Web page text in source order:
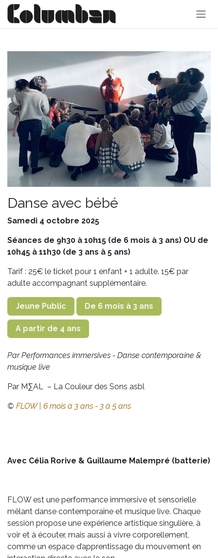
Se rendre au contenu
Danse avec bébé
Samedi 4 octobre 2025
Séances de 9h30 à 10h15 (de 6 mois à 3 ans) OU de
10h45 à 11h30 (de 3 ans à 5 ans)
Tarif : 25€ le ticket pour 1 enfant + 1 adulte. 15€ par
adulte accompagnant supplémentaire.
Jeune Public De 6 mois à 3 ans
A partir de 4 ans
Par Performances immersives - Danse contemporaine &
musique live
Par M∑AL – La Couleur des Sons asbl
© FLOW | 6 mois à 3 ans - 3 à 5 ans
Avec Célia Rorive & Guillaume Malempré (batterie)
FLOW est une performance immersive et sensorielle
mêlant danse contemporaine et musique live. Chaque
session propose une expérience artistique singulière, à
voir et à écouter, mais aussi à vivre corporellement,
comme un espace d’apprentissage du mouvement en